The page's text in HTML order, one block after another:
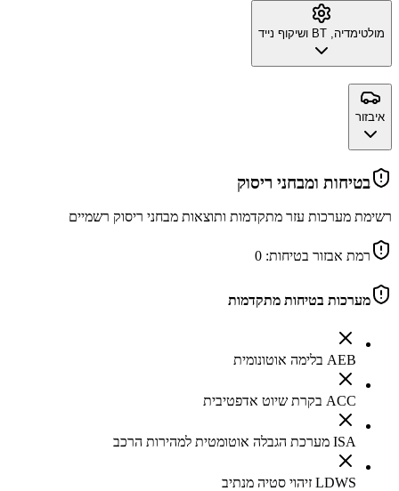
מולטימדיה, BT ושיקוף נייד
איבזור
בטיחות ומבחני ריסוק
רשימת מערכות עזר מתקדמות ותוצאות מבחני ריסוק רשמיים
רמת אבזור בטיחות: 0
מערכות בטיחות מתקדמות
AEB בלימה אוטונומית
ACC בקרת שיוט אדפטיבית
ISA מערכת הגבלה אוטומטית למהירות הרכב
LDWS זיהוי סטיה מנתיב